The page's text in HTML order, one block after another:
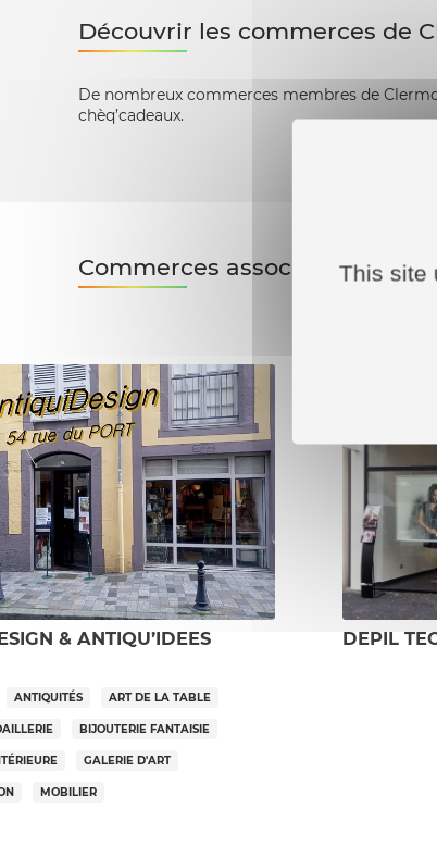
Découvrir les commerces de
De nombreux commerces membres de
chèq’cadeaux.
Commerces associés
& ANTIQU’IDEES
ANTIQUITÉS ART DE LA TABLE
BIJOUTERIE FANTAISIE
GALERIE D'ART
MOBILIER
DEPIL
This site